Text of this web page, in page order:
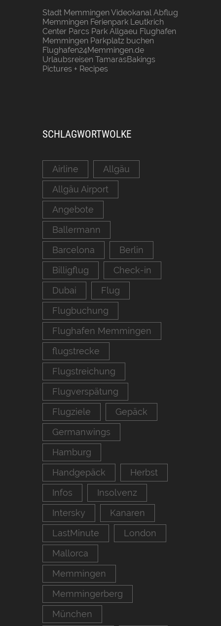
Stadt MemmingenVideokanal Abflug
Memmingen Ferienpark Leutkrich
Center Parcs Park Allgaeu Flughafen
Memmingen Parkplatz buchen
Flughafen24Memmingen.de
Urlaubsreisen TamarasBakings
Pictures + Recipes
SCHLAGWORTWOLKE
Airline
Allgäu
Allgäu Airport
Angebote
Ballermann
Barcelona
Berlin
Billigflug
Check-in
Dubai
Flug
Flugbuchung
Flughafen Memmingen
flugstrecke
Flugstreichung
Flugverspätung
Flugziele
Gepäck
Germanwings
Hamburg
Handgepäck
Herbst
Infos
Insolvenz
Intersky
Kanaren
LastMinute
London
Mallorca
Memmingen
Memmingerberg
München